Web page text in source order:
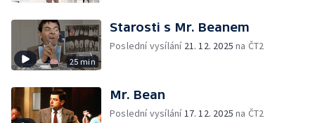
25 min
Starosti s Mr. Beanem
Poslední vysílání 21. 12. 2025 na ČT2
Mr. Bean
Poslední vysílání17. 12. 2025 na ČT2